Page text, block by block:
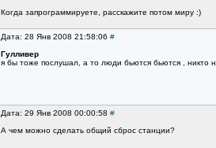
Когда запрограммируете, расскажите потом миру :)
Дата: 28 Янв 2008 21:58:06 #
Гулливер
я бы тоже послушал, а то люди бьются бьются , никто
Дата: 29 Янв 2008 00:00:58 #
А чем можно сделать общий сброс станции?